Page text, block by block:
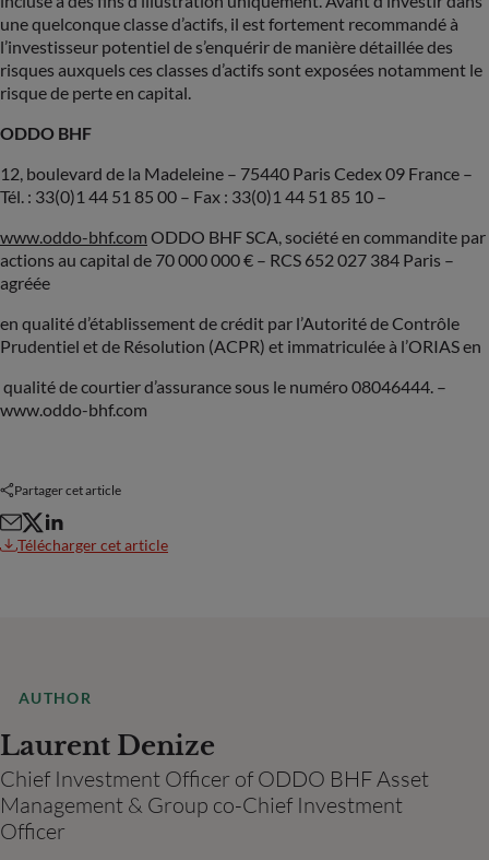
une quelconque classe d’actifs, il est fortement recommandé à
l’investisseur potentiel de s’enquérir de manière détaillée des
risques auxquels ces classes d’actifs sont exposées notamment le
risque de perte en capital.
ODDO BHF
12, boulevard de la Madeleine – 75440 Paris Cedex 09 France –
Tél. : 33(0)1 44 51 85 00 – Fax : 33(0)1 44 51 85 10 –
www.oddo-bhf.com ODDO BHF SCA, société en commandite par
actions au capital de 70 000 000 € – RCS 652 027 384 Paris –
agréée
en qualité d’établissement de crédit par l’Autorité de Contrôle
Prudentiel et de Résolution (ACPR) et immatriculée à l’ORIAS en
qualité de courtier d’assurance sous le numéro 08046444. –
www.oddo-bhf.com
Partager cet article
Télécharger cet article
AUTHOR
Laurent Denize
Chief Investment Officer of ODDO BHF Asset
Management & Group co-Chief Investment
Officer